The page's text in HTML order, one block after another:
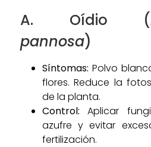
A. Oídio (
pannosa)
Síntomas: Polvo
flores. Reduce la
de la planta.
Control: Aplicar
azufre y evitar
fertilización.